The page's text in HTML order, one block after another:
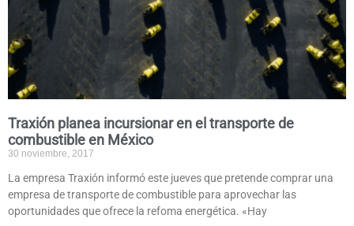
Traxión planea incursionar en el transporte de
combustible en México
30 noviembre, 2017
La empresa Traxión informó este jueves que pretende comprar una
empresa de transporte de combustible para aprovechar las
oportunidades que ofrece la refoma energética. «Hay